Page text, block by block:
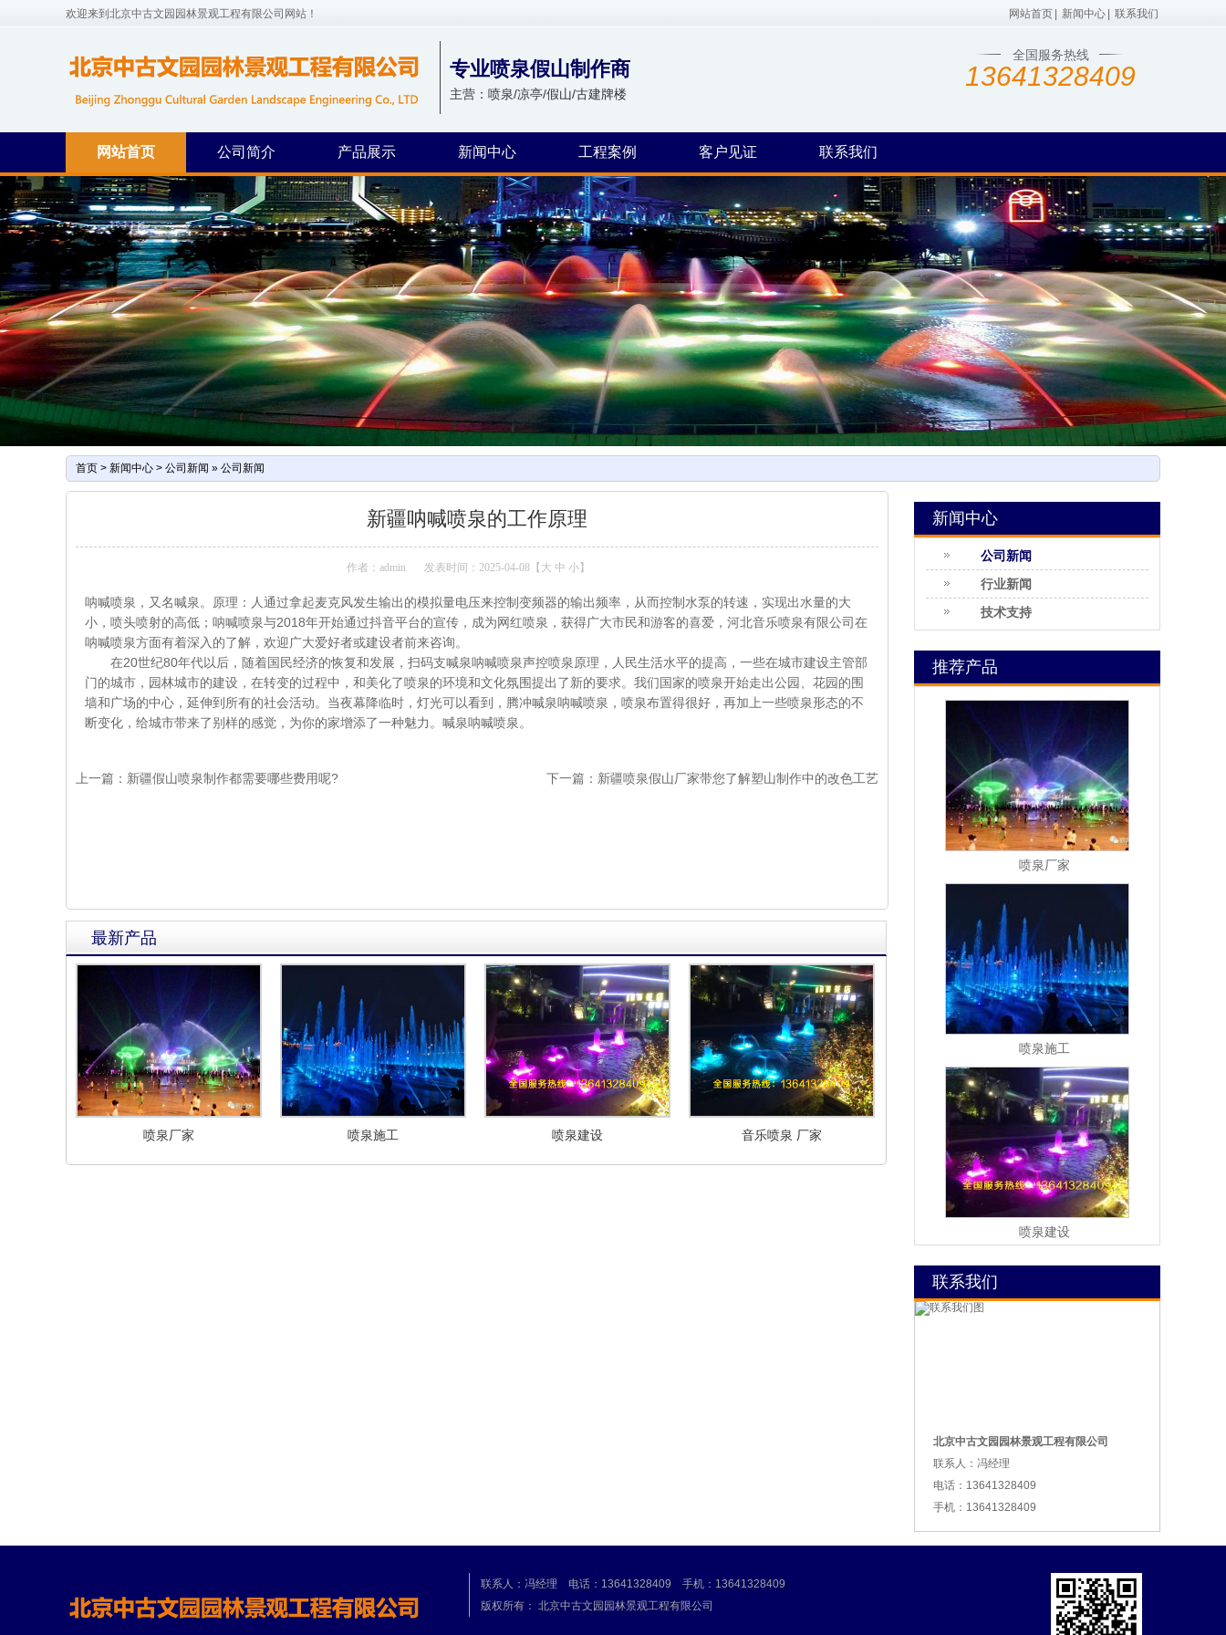
欢迎来到北京中古文园园林景观工程有限公司网站！ 网站首页 新闻中心 联系我们
专业喷泉假山制作商
主营：喷泉/凉亭/假山/古建牌楼
全国服务热线
13641328409
网站首页 公司简介 产品展示 新闻中心 工程案例 客户见证 联系我们
首页 > 新闻中心 > 公司新闻 » 公司新闻
新闻中心
公司新闻
行业新闻
技术支持
推荐产品
喷泉厂家
喷泉施工
喷泉建设
联系我们
北京中古文园园林景观工程有限公司
联系人：冯经理
电话：13641328409
手机：13641328409
新疆呐喊喷泉的工作原理
作者：admin 发表时间：2025-04-08【 大 中 小】
呐喊喷泉，又名喊泉。原理：人通过拿起麦克风发生输出的模拟量电压来控制变频器的输出频率，从而控制水泵的转速，实现出水量的大
小，喷头喷射的高低；呐喊喷泉与2018年开始通过抖音平台的宣传，成为网红喷泉，获得广大市民和游客的喜爱，河北音乐喷泉有限公司在
呐喊喷泉方面有着深入的了解，欢迎广大爱好者或建设者前来咨询。
在20世纪80年代以后，随着国民经济的恢复和发展，扫码支喊泉呐喊喷泉声控喷泉原理，人民生活水平的提高，一些在城市建设主管部
门的城市，园林城市的建设，在转变的过程中，和美化了喷泉的环境和文化氛围提出了新的要求。我们国家的喷泉开始走出公园、花园的围
墙和广场的中心，延伸到所有的社会活动。当夜幕降临时，灯光可以看到，腾冲喊泉呐喊喷泉，喷泉布置得很好，再加上一些喷泉形态的不
断变化，给城市带来了别样的感觉，为你的家增添了一种魅力。喊泉呐喊喷泉。
上一篇： 新疆假山喷泉制作都需要哪些费用呢? 下一篇： 新疆喷泉假山厂家带您了解塑山制作中的改色工艺
最新产品
喷泉厂家 喷泉施工 喷泉建设 音乐喷泉 厂家
联系人：冯经理 电话：13641328409 手机：13641328409
版权所有： 北京中古文园园林景观工程有限公司